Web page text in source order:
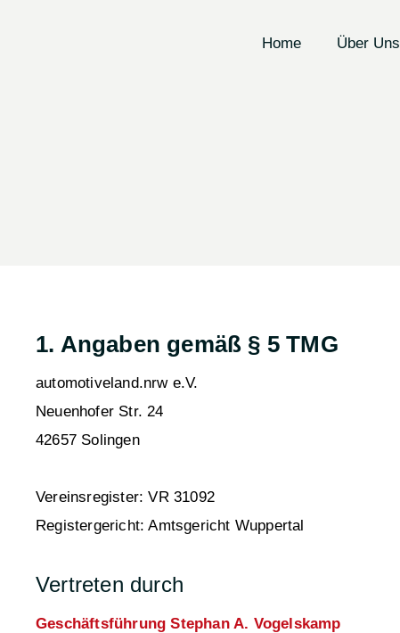
Home Über Uns
1. Angaben gemäß § 5 TMG
automotiveland.nrw e.V.
Neuenhofer Str. 24
42657 Solingen
Vereinsregister: VR 31092
Registergericht: Amtsgericht Wuppertal
Vertreten durch
Geschäftsführung Stephan A. Vogelskamp